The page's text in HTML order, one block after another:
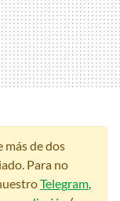
más de dos
Para no
Telegram,